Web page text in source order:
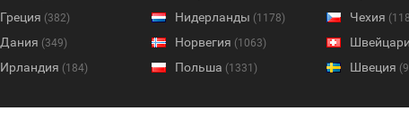
Греция (382)
Дания (349)
Ирландия (184)
Нидерланды (1178)
Норвегия (1063)
Польша (1331)
Чехия
Швеция